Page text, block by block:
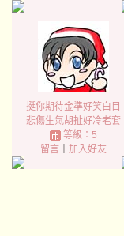
挺你期待金準好笑白目
悲傷生氣胡扯好冷老套
等級：5
留言｜ 加入好友